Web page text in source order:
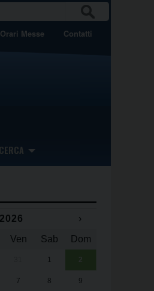
CA
Messe Contatti
CERCA
›
Ven Sab Dom
1 2
7 8 9